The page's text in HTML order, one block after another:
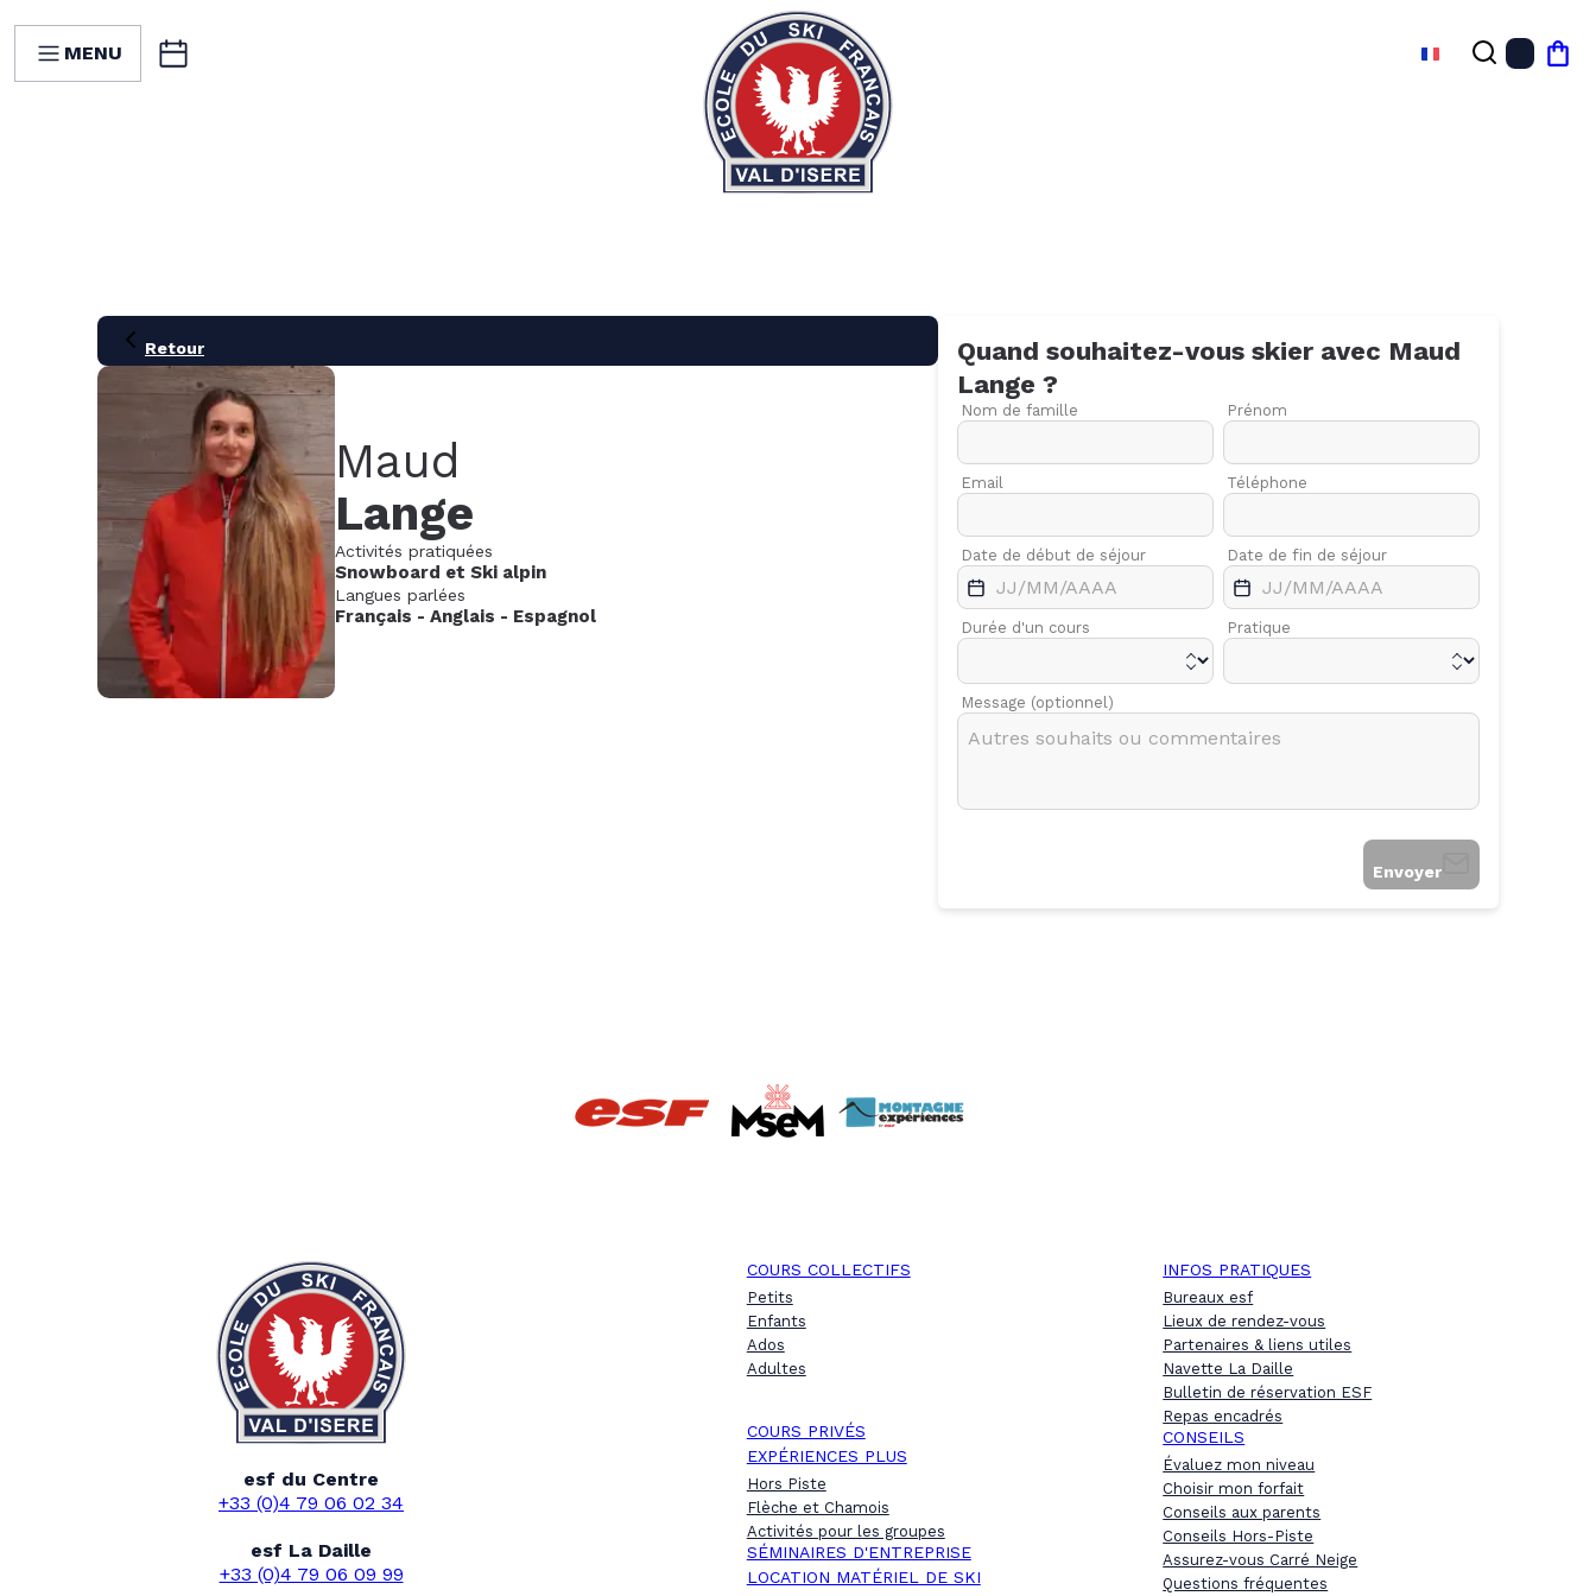
MENU
Retour
Maud
Lange
Activités pratiquées
Snowboard et Ski alpin
Langues parlées
Français - Anglais - Espagnol
Quand souhaitez-vous skier avec Maud
Lange ?
Nom de famille Prénom
Email Téléphone
Date de début de séjour Date de fin de séjour
Durée d'un cours Pratique
Message (optionnel)
Envoyer
21
Nov.
2026
28 05
Déc.
12 19 26
2027
Avr.
17
Mai
esf du Centre
+33 (0)4 79 06 02 34
esf La Daille
+33 (0)4 79 06 09 99
COURS COLLECTIFS
Petits
Enfants
Ados
Adultes
COURS PRIVÉS
EXPÉRIENCES PLUS
Hors Piste
Flèche et Chamois
Activités pour les groupes
SÉMINAIRES D'ENTREPRISE
LOCATION MATÉRIEL DE SKI
INFOS PRATIQUES
Bureaux esf
Lieux de rendez-vous
Partenaires & liens utiles
Navette La Daille
Bulletin de réservation ESF
Repas encadrés
CONSEILS
Évaluez mon niveau
Choisir mon forfait
Conseils aux parents
Conseils Hors-Piste
Assurez-vous Carré Neige
Questions fréquentes